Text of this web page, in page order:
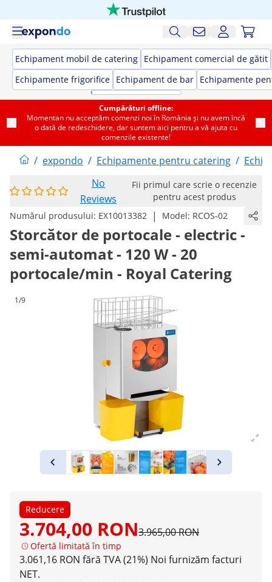
Echipament mobil de catering Echipament comercial de gătit
Echipamente frigorifice Echipament de bar Echipamente
Cumpărături offline:
Momentan nu acceptăm comenzi noi în România și nu avem încă
o dată de redeschidere, dar suntem aici pentru a vă ajuta cu
comenzile existente!
/ expondo / Echipamente pentru catering /
No
Reviews
Fii primul care scrie o recenzie
pentru acest produs
Numărul produsului: EX10013382 | Model: RCOS-02
Storcător de portocale - electric -
semi-automat - 120 W - 20
portocale/min - Royal Catering
1/9
Reducere
3.704,00 RON3.965,00 RON
Ofertă limitată în timp
3.061,16 RON fără TVA (21%) Noi furnizăm facturi
NET.